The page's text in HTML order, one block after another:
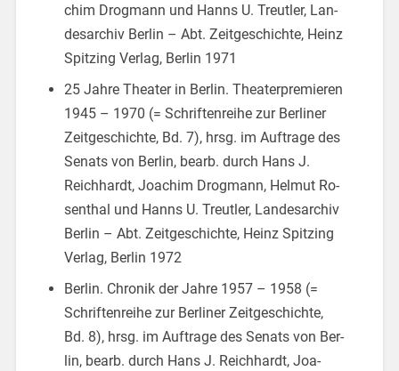
chim Drog­mann und Hanns U. Treut­ler, Lan­
des­ar­chiv Ber­lin – Abt. Zeit­ge­schich­te, Heinz
Spit­zing Ver­lag, Ber­lin 1971
25 Jahre Thea­ter in Ber­lin. Thea­ter­pre­mie­ren
1945 – 1970 (= Schrif­ten­rei­he zur Ber­li­ner
Zeit­ge­schich­te, Bd. 7), hrsg. im Auf­tra­ge des
Se­nats von Ber­lin, bearb. durch Hans J.
Reich­hardt, Joa­chim Drog­mann, Hel­mut Ro­
sen­thal und Hanns U. Treut­ler, Lan­des­ar­chiv
Ber­lin – Abt. Zeit­ge­schich­te, Heinz Spit­zing
Ver­lag, Ber­lin 1972
Ber­lin. Chro­nik der Jahre 1957 – 1958 (=
Schrif­ten­rei­he zur Ber­li­ner Zeit­ge­schich­te,
Bd. 8), hrsg. im Auf­tra­ge des Se­nats von Ber­
lin, bearb. durch Hans J. Reich­hardt, Joa­